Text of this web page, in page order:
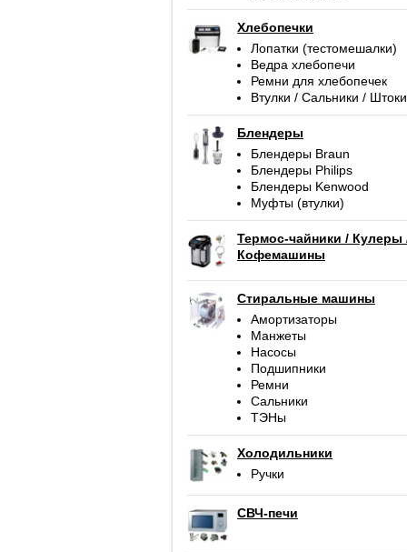
Хлебопечки
Лопатки (тестомешалки)
Ведра хлебопечи
Ремни для хлебопечек
Втулки / Сальники / Штоки
Блендеры
Блендеры Braun
Блендеры Philips
Блендеры Kenwood
Муфты (втулки)
Термос-чайники / Кулеры
Кофемашины
Стиральные машины
Амортизаторы
Манжеты
Насосы
Подшипники
Ремни
Сальники
ТЭНы
Холодильники
Ручки
СВЧ-печи